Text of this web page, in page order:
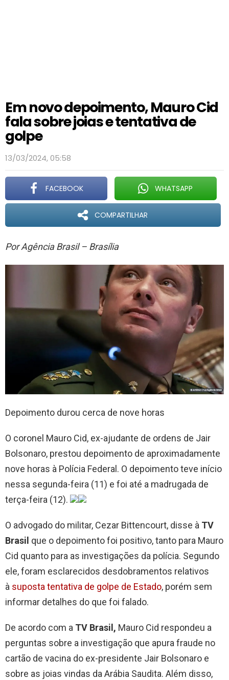
Em novo depoimento, Mauro Cid
fala sobre joias e tentativa de
golpe
13/03/2024, 05:58
FACEBOOK WHATSAPP
COMPARTILHAR
Por Agência Brasil – Brasília
Depoimento durou cerca de nove horas
O coronel Mauro Cid, ex-ajudante de ordens de Jair
Bolsonaro, prestou depoimento de aproximadamente
nove horas à Polícia Federal. O depoimento teve início
nessa segunda-feira (11) e foi até a madrugada de
terça-feira (12).
O advogado do militar, Cezar Bittencourt, disse à TV
Brasil que o depoimento foi positivo, tanto para Mauro
Cid quanto para as investigações da polícia. Segundo
ele, foram esclarecidos desdobramentos relativos
à suposta tentativa de golpe de Estado, porém sem
informar detalhes do que foi falado.
De acordo com a TV Brasil, Mauro Cid respondeu a
perguntas sobre a investigação que apura fraude no
cartão de vacina do ex-presidente Jair Bolsonaro e
sobre as joias vindas da Arábia Saudita. Além disso,